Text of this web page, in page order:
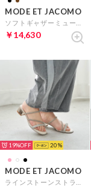
MODE ET JACOMO
￥14,630
19% 20
MODE ET JACOMO